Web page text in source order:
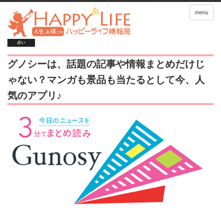
menu
占い
グノシーは、話題の記事や情報まとめだけじ
ゃない？マンガも景品も当たるとして今、人
気のアプリ♪